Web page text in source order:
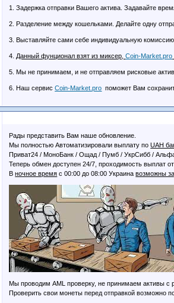
1. Задержка отправки Вашего актива. Задавайте
2. Разделение между кошельками. Делайте одну
3. Выставляйте сами себе индивидуальную
4. Данный фунционал взят из миксер,Coin-Market.pro
5. Мы не принимаем, и не отправляем рисковые
6. Наш сервисCoin-Market.pro поможет Вам
Рады представить Вам наше обновление.
Мы полностью Автоматизировали выплату поUAH
Приват24 / МоноБанк / Ощад / Пумб / УкрСибб /
Теперь обмен доступен 24/7, проходимость выплат
Вночное время с 00:00 до 08:00 Украинавозможны
Мы проводим AML проверку, не принимаем активы с
Проверить свои монеты перед отправкой возможно